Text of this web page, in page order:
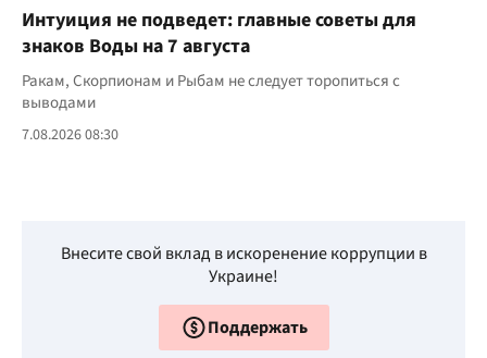
Интуиция не подведет: главные советы для
знаков Воды на 7 августа
Ракам, Скорпионам и Рыбам не следует торопиться с
выводами
7.08.2026 08:30
Внесите свой вклад в искоренение коррупции в
Украине!
Поддержать